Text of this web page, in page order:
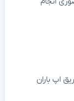
اپ باران